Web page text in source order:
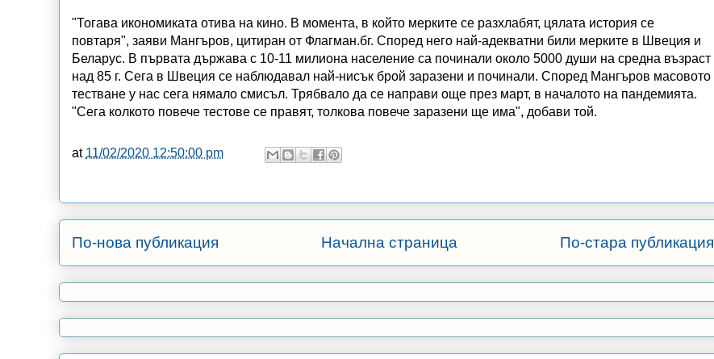
"Тогава икономиката отива на кино. В момента, в който мерките се разхлабят, цялата история се
повтаря", заяви Мангъров, цитиран от Флагман.бг. Според него най-адекватни били мерките в Швеция и
Беларус. В първата държава с 10-11 милиона население са починали около 5000 души на средна възраст
над 85 г. Сега в Швеция се наблюдавал най-нисък брой заразени и починали. Според Мангъров масовото
тестване у нас сега нямало смисъл. Трябвало да се направи още през март, в началото на пандемията.
"Сега колкото повече тестове се правят, толкова повече заразени ще има", добави той.
at 11/02/2020 12:50:00 pm
По-нова публикация По-стара публикация
Начална страница